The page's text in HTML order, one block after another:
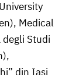
Medical
degli Studi
din Iaşi